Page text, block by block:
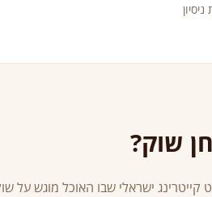
שוק?
ישראלי שבו האוכל מוגש על